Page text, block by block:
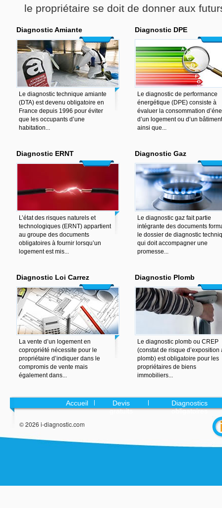
le propriétaire se doit de donner aux
Diagnostic Amiante
Le diagnostic technique amiante
(DTA) est devenu obligatoire en
France depuis 1996 pour éviter
que les occupants d’une
habitation...
Diagnostic DPE
Le diagnostic de performance
énergétique (DPE) consiste à
évaluer la consommation
d’un logement ou d’un bâtiment
ainsi que...
Diagnostic ERNT
L’état des risques naturels et
technologiques (ERNT) appartient
au groupe des documents
obligatoires à fournir lorsqu’un
logement est mis...
Diagnostic Gaz
Le diagnostic gaz fait partie
intégrante des documents
le dossier de diagnostic
qui doit accompagner une
promesse...
Diagnostic Loi Carrez
La vente d’un logement en
copropriété nécessite pour le
propriétaire d’indiquer dans le
compromis de vente mais
également dans...
Diagnostic Plomb
Le diagnostic plomb ou CREP
(constat de risque d’exposition
plomb) est obligatoire pour les
propriétaires de biens
immobiliers...
Accueil
Devis
gratuits
Diagnostics
obligatoires
© 2026 i-diagnostic.com